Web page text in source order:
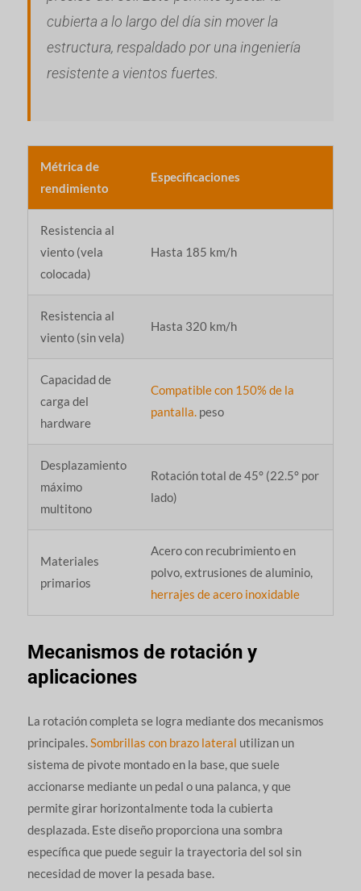
cubierta a lo largo del día sin mover la
estructura, respaldado por una ingeniería
resistente a vientos fuertes.
Métrica de
rendimiento
Especificaciones
Resistencia al
viento (vela
colocada)
Hasta 185 km/h
Resistencia al
viento (sin vela)
Hasta 320 km/h
Capacidad de
carga del
hardware
Compatible con 150% de la
pantalla.peso
Desplazamiento
máximo
multitono
Rotación total de 45° (22.5° por
lado)
Materiales
primarios
Acero con recubrimiento en
polvo, extrusiones de aluminio,
herrajes de acero inoxidable
Mecanismos de rotación y
aplicaciones
La rotación completa se logra mediante dos mecanismos
principales.Sombrillas con brazo lateral utilizan un
sistema de pivote montado en la base, que suele
accionarse mediante un pedal o una palanca, y que
permite girar horizontalmente toda la cubierta
desplazada. Este diseño proporciona una sombra
específica que puede seguir la trayectoria del sol sin
necesidad de mover la pesada base.